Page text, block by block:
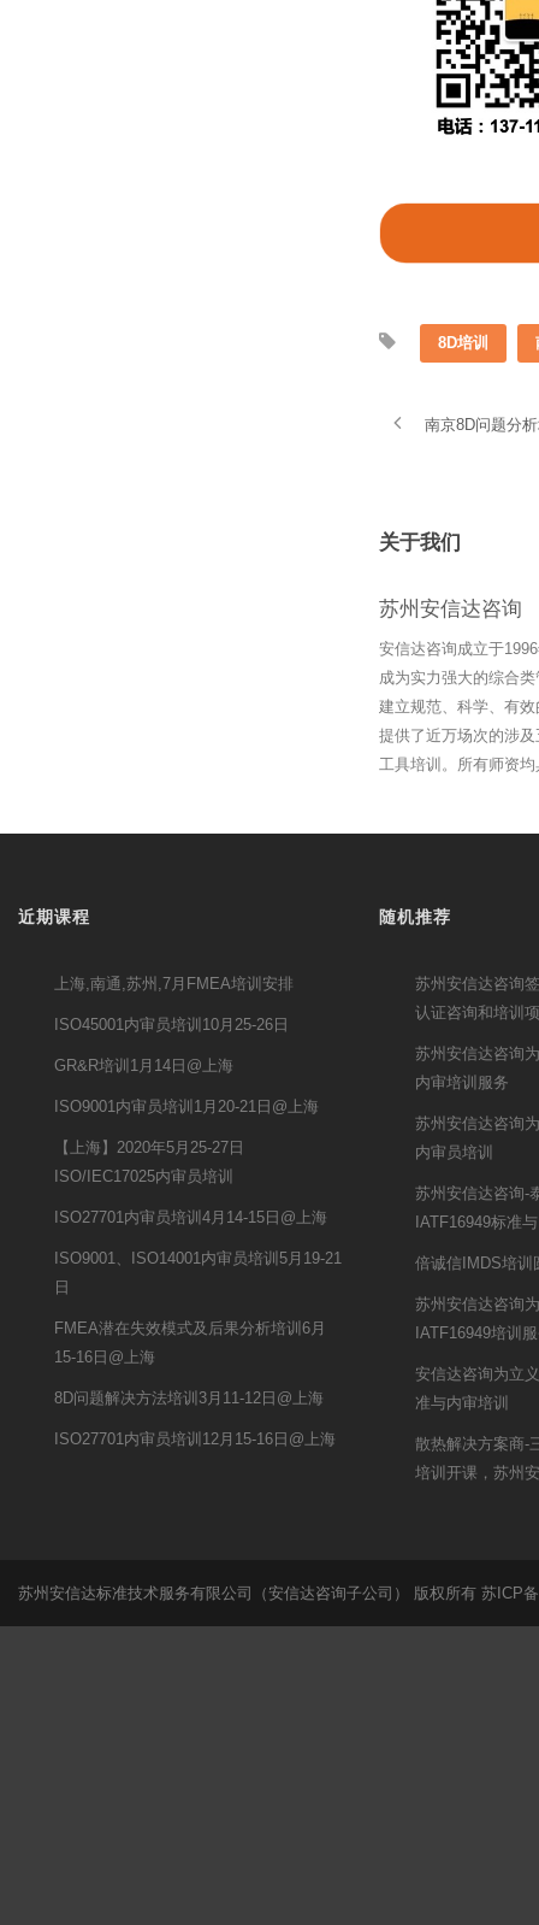
8D培训
南京8D问题分
关于我们
苏州安信达咨询
安信达咨询成立于
成为实力强大的综合
建立规范、科学、有
提供了近万场次的涉
工具培训。所有师资
近期课程
上海,南通,苏州,7月FMEA培训安排
ISO45001内审员培训10月25-26日
GR&R培训1月14日@上海
ISO9001内审员培训1月20-21日@上海
【上海】2020年5月25-27日
ISO/IEC17025内审员培训
ISO27701内审员培训4月14-15日@上海
ISO9001、ISO14001内审员培训5月19-21
日
FMEA潜在失效模式及后果分析培训6月
15-16日@上海
8D问题解决方法培训3月11-12日@上海
ISO27701内审员培训12月15-16日@上海
随机推荐
苏州安信达咨询
认证咨询和培训
苏州安信达咨询
内审培训服务
苏州安信达咨询
内审员培训
苏州安信达咨询-
IATF16949标准
倍诚信IMDS培训
苏州安信达咨询
IATF16949培训
安信达咨询为立
准与内审培训
散热解决方案商-
培训开课，苏州
苏州安信达标准技术服务有限公司（安信达咨询子公司） 版权所有 苏ICP